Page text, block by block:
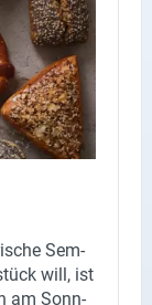
Sem­
will, ist
am Sonn­